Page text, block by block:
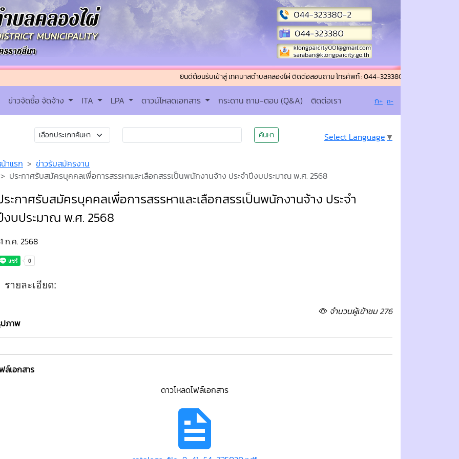
ยินดีต้อนรับเข้าสู่ เทศบาลตำบลคลองไผ่ ติดต่อสอบถาม โทรศัพท์ : 044-323380-2 โทรสาร (แฟกซ์) : 044-
ข่าวจัดซื้อ จัดจ้าง ITA LPA ดาวน์โหลดเอกสาร กระดาน ถาม-ตอบ (Q&A) ติดต่อเรา ก+ ก-
ค้นหา Select Language ▼
าแรก
ข่าวรับสมัครงาน
ประกาศรับสมัครบุคคลเพื่อการสรรหาและเลือกสรรเป็นพนักงานจ้าง ประจำปีงบประมาณ พ.ศ. 2568
ะกาศรับสมัครบุคคลเพื่อการสรรหาและเลือกสรรเป็นพนักงานจ้าง ประจำ
งบประมาณ พ.ศ. 2568
ก.ค. 2568
รายละเอียด:
จำนวนผู้เข้าชม 276
ภาพ
ล์เอกสาร
ดาวโหลดไฟล์เอกสาร